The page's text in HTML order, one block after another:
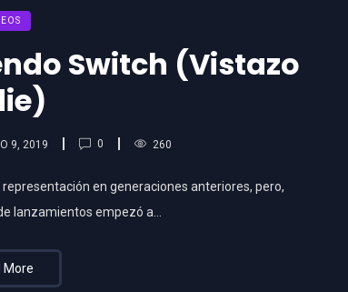
Switch (Vistazo
9, 2019 0 260
en generaciones anteriores, pero,
lanzamientos empezó a…
More